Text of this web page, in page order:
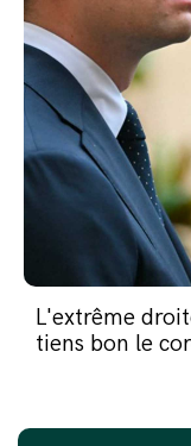
L'extrême
tiens bon le